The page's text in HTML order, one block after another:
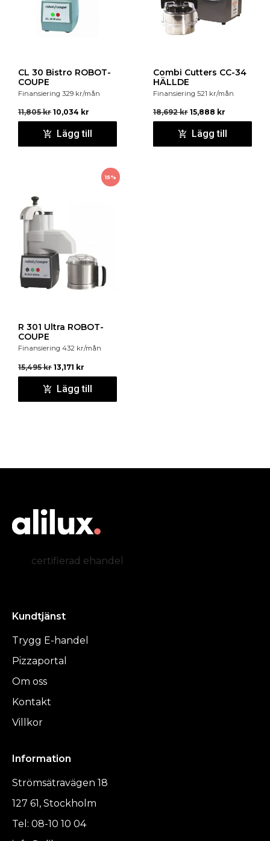
CL 30 Bistro ROBOT-
COUPE
Finansiering 329 kr/mån
11,805kr 10,034 kr
Lägg till
Combi Cutters CC-34
HÄLLDE
Finansiering 521 kr/mån
18,692kr 15,888 kr
Lägg till
15%
R 301 Ultra ROBOT-
COUPE
Finansiering 432 kr/mån
15,495kr 13,171 kr
Lägg till
certifierad ehandel
Kundtjänst
Trygg E-handel
Pizzaportal
Om oss
Kontakt
Villkor
Information
Strömsätravägen 18
127 61, Stockholm
Tel: 08-10 10 04